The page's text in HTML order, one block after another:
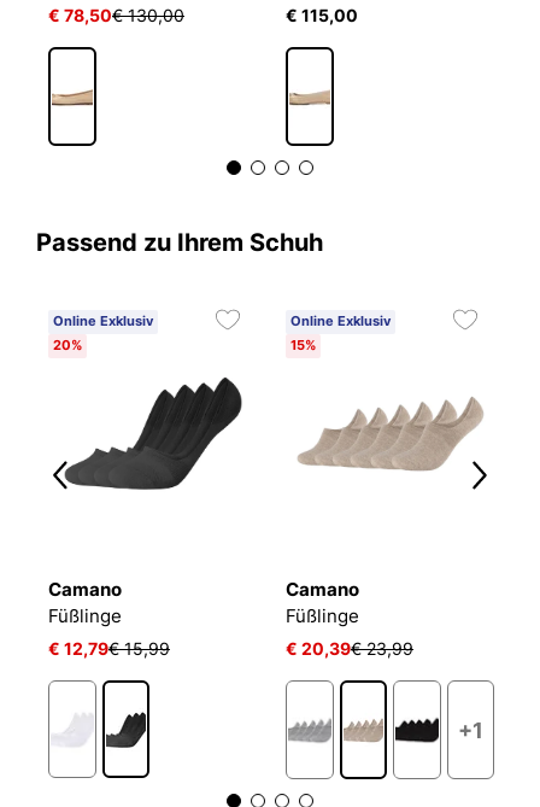
€ 78,50€ 130,00 € 115,00
Passend zu Ihrem Schuh
Online Exklusiv
20%
Camano
Füßlinge
€ 12,79€ 15,99
Online Exklusiv
15%
Camano
Füßlinge
€ 20,39€ 23,99
+1